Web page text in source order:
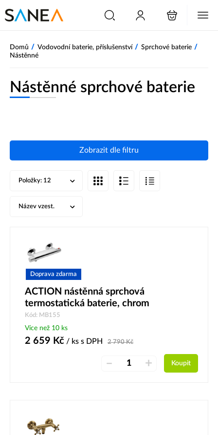
Domů / Vodovodní baterie, příslušenství / Sprchové baterie /
Nástěnné
Nástěnné sprchové baterie
Zobrazit dle filtru
Položky: 12
Název vzest.
Doprava zdarma
ACTION nástěnná sprchová
termostatická baterie, chrom
Kód: MB155
Více než 10 ks
2 659 Kč / ks s DPH 2 790Kč
– + Koupit